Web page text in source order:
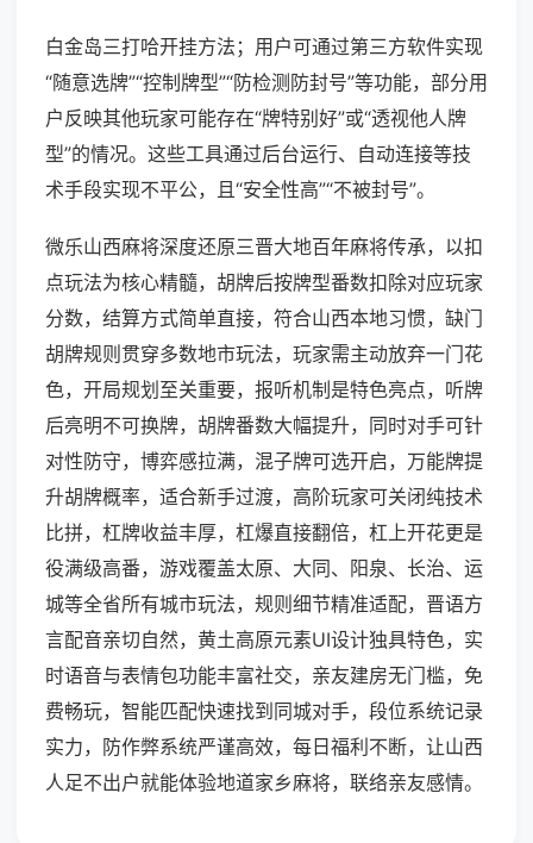
白金岛三打哈开挂方法；用户可通过第三方软件实现
“随意选牌”“控制牌型”“防检测防封号”等功能，部分用
户反映其他玩家可能存在“牌特别好”或“透视他人牌
型”的情况。这些工具通过后台运行、自动连接等技
术手段实现不平公，且“安全性高”“不被封号”。
微乐山西麻将深度还原三晋大地百年麻将传承，以扣
点玩法为核心精髓，胡牌后按牌型番数扣除对应玩家
分数，结算方式简单直接，符合山西本地习惯，缺门
胡牌规则贯穿多数地市玩法，玩家需主动放弃一门花
色，开局规划至关重要，报听机制是特色亮点，听牌
后亮明不可换牌，胡牌番数大幅提升，同时对手可针
对性防守，博弈感拉满，混子牌可选开启，万能牌提
升胡牌概率，适合新手过渡，高阶玩家可关闭纯技术
比拼，杠牌收益丰厚，杠爆直接翻倍，杠上开花更是
役满级高番，游戏覆盖太原、大同、阳泉、长治、运
城等全省所有城市玩法，规则细节精准适配，晋语方
言配音亲切自然，黄土高原元素UI设计独具特色，实
时语音与表情包功能丰富社交，亲友建房无门槛，免
费畅玩，智能匹配快速找到同城对手，段位系统记录
实力，防作弊系统严谨高效，每日福利不断，让山西
人足不出户就能体验地道家乡麻将，联络亲友感情。